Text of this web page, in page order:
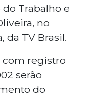
Trabalho e
no
da TV Brasil.
com registro
serão
do